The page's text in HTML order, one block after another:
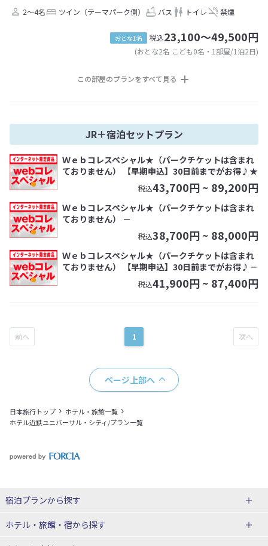
2～4名 ツイン（テーマパーク側） バス トイレ 禁煙
おとな1名 税込23,100～49,500円
(おとな2名 こども0名・1部屋/1泊2日)
この部屋のプランをすべて見る
JR＋宿泊セットプラン
Ｗｅｂコレスペシャル★（パークチケットは含まれ
ておりません） 【早期申込】30日前までがお得♪★
税込43,700円 ~ 89,200円
Ｗｅｂコレスペシャル★（パークチケットは含まれ
ておりません） －
税込38,700円 ~ 88,000円
Ｗｅｂコレスペシャル★（パークチケットは含まれ
ておりません） 【早期申込】30日前までがお得♪－
税込41,900円 ~ 87,400円
1
ページ上部へ
日本旅行トップ
ホテル・旅館一覧
ホテル近鉄ユニバーサル・シティ/プラン一覧
宿泊プランから探す
北海道
ホテル・旅館・宿から探す